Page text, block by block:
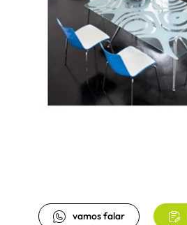
vamos falar